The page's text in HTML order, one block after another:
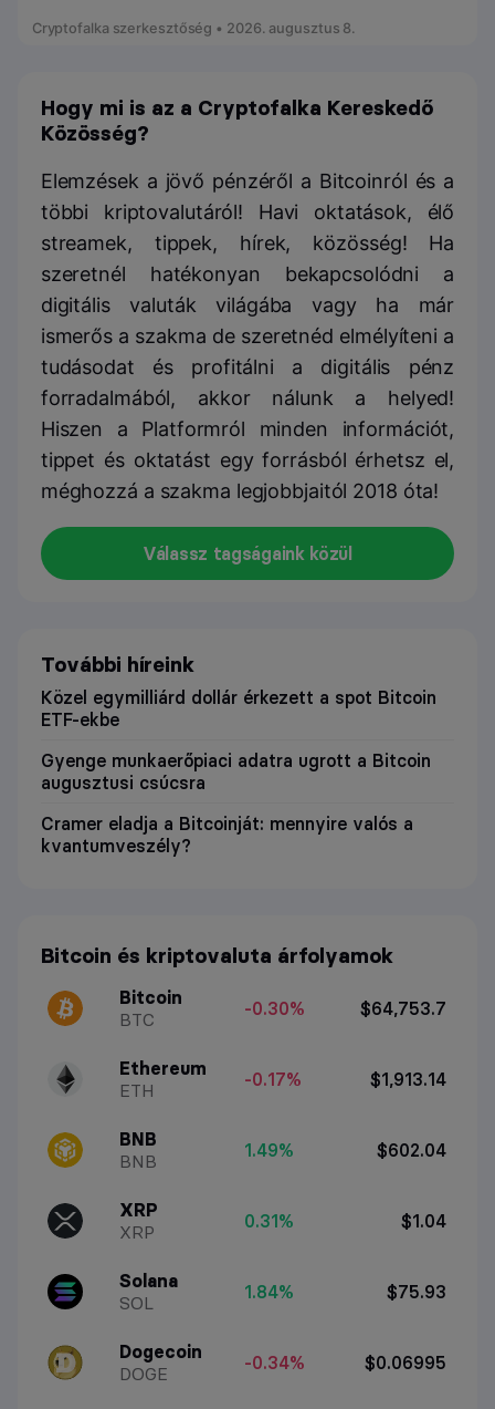
Cryptofalka szerkesztőség • 2026. augusztus 8.
Hogy mi is az a Cryptofalka Kereskedő
Közösség?
Elemzések a jövő pénzéről a Bitcoinról és a
többi kriptovalutáról! Havi oktatások, élő
streamek, tippek, hírek, közösség! Ha
szeretnél hatékonyan bekapcsolódni a
digitális valuták világába vagy ha már
ismerős a szakma de szeretnéd elmélyíteni a
tudásodat és profitálni a digitális pénz
forradalmából, akkor nálunk a helyed!
Hiszen a Platformról minden információt,
tippet és oktatást egy forrásból érhetsz el,
méghozzá a szakma legjobbjaitól 2018 óta!
Válassz tagságaink közül
További híreink
Közel egymilliárd dollár érkezett a spot Bitcoin
ETF-ekbe
Gyenge munkaerőpiaci adatra ugrott a Bitcoin
augusztusi csúcsra
Cramer eladja a Bitcoinját: mennyire valós a
kvantumveszély?
Bitcoin és kriptovaluta árfolyamok
Bitcoin
BTC
-0.30% $64,753.7
Ethereum
ETH
-0.17% $1,913.14
BNB
BNB
1.49% $602.04
XRP
XRP
0.31% $1.04
Solana
SOL
1.84% $75.93
Dogecoin
DOGE
-0.34% $0.06995